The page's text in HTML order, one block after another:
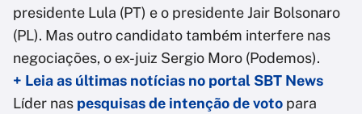
presidente Lula (PT) e o presidente Jair Bolsonaro
(PL). Mas outro candidato também interfere nas
negociações, o ex-juiz Sergio Moro (Podemos).
+ Leia as últimas notícias no portal SBT News
Líder nas pesquisas de intenção de voto para